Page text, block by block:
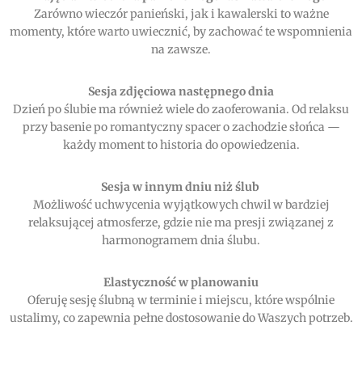
Zarówno wieczór panieński, jak i kawalerski to ważne
momenty, które warto uwiecznić, by zachować te wspomnienia
na zawsze.
Sesja zdjęciowa następnego dnia
Dzień po ślubie ma również wiele do zaoferowania. Od relaksu
przy basenie po romantyczny spacer o zachodzie słońca —
każdy moment to historia do opowiedzenia.
Sesja w innym dniu niż ślub
Możliwość uchwycenia wyjątkowych chwil w bardziej
relaksującej atmosferze, gdzie nie ma presji związanej z
harmonogramem dnia ślubu.
Elastyczność w planowaniu
Oferuję sesję ślubną w terminie i miejscu, które wspólnie
ustalimy, co zapewnia pełne dostosowanie do Waszych potrzeb.